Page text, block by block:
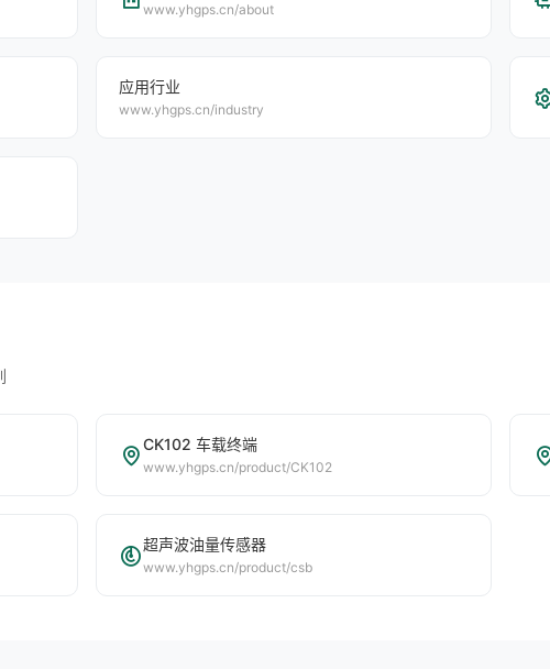
www.yhgps.cn/about
应用行业
www.yhgps.cn/industry
CK102 车载终端
www.yhgps.cn/product/CK102
超声波油量传感器
www.yhgps.cn/product/csb